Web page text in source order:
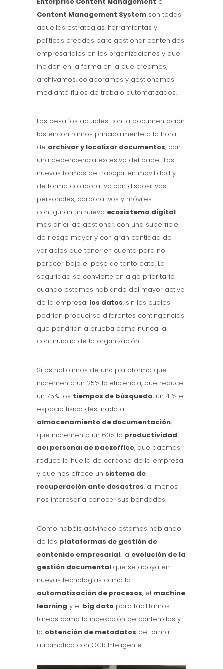
Enterprise Content Management o
Content Management System son todas
aquellas estrategias, herramientas y
políticas creadas para gestionar contenidos
empresariales en las organizaciones y que
inciden en la forma en la que creamos,
archivamos, colaboramos y gestionamos
mediante flujos de trabajo automatizados.
Los desafíos actuales con la documentación
los encontramos principalmente a la hora
de archivar y localizar documentos, con
una dependencia excesiva del papel. Las
nuevas formas de trabajar en movilidad y
de forma colaborativa con dispositivos
personales, corporativos y móviles
configuran un nuevo ecosistema digital
más difícil de gestionar, con una superficie
de riesgo mayor y con gran cantidad de
variables que tener en cuenta para no
perecer bajo el peso de tanto dato. La
seguridad se convierte en algo prioritario
cuando estamos hablando del mayor activo
de la empresa: los datos, sin los cuales
podrían producirse diferentes contingencias
que pondrían a prueba como nunca la
continuidad de la organización.
Sí os hablamos de una plataforma que
incrementa un 25% la eficiencia, que reduce
un 75% los tiempos de búsqueda, un 41% el
espacio físico destinado a
almacenamiento de documentación,
que incrementa un 60% la productividad
del personal de backoffice, que además
reduce la huella de carbono de la empresa
y que nos ofrece un sistema de
recuperación ante desastres, al menos
nos interesaría conocer sus bondades.
Como habéis adivinado estamos hablando
de las plataformas de gestión de
contenido empresarial, la evolución de la
gestión documental que se apoya en
nuevas tecnologías como la
automatización de procesos, el machine
learning y el big data para facilitarnos
tareas como la indexación de contenidos y
la obtención de metadatos de forma
automática con OCR Inteligente.